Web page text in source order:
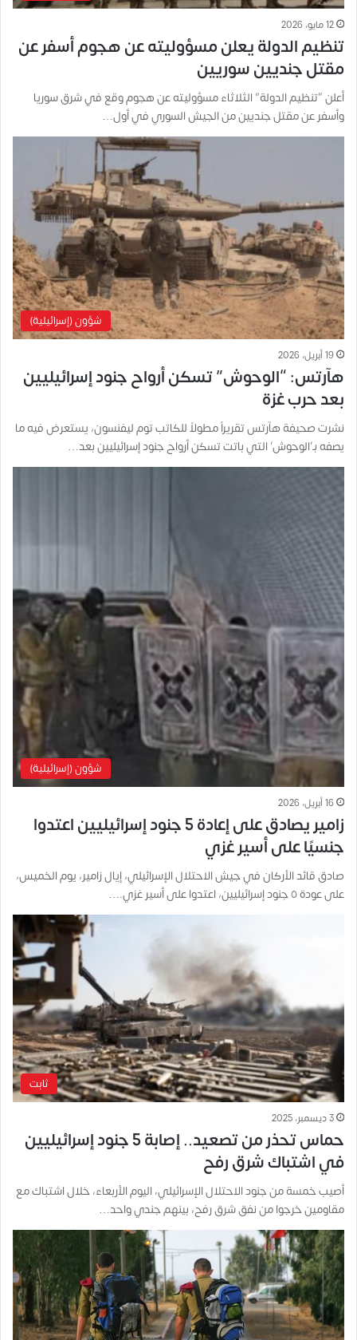
12 مايو، 2026
تنظيم الدولة يعلن مسؤوليته عن هجوم أسفر عن
مقتل جنديين سوريين
أعلن “تنظيم الدولة” الثلاثاء مسؤوليته عن هجوم وقع في شرق سوريا
وأسفر عن مقتل جنديين من الجيش السوري في أول…
شؤون (إسرائيلية)
19 أبريل، 2026
هآرتس: “الوحوش” تسكن أرواح جنود إسرائيليين
بعد حرب غزة
نشرت صحيفة هآرتس تقريراً مطولاً للكاتب توم ليفنسون، يستعرض فيه ما
يصفه بـ’الوحوش’ التي باتت تسكن أرواح جنود إسرائيليين بعد…
شؤون (إسرائيلية)
16 أبريل، 2026
زامير يصادق على إعادة 5 جنود إسرائيليين اعتدوا
جنسيًا على أسير غزي
صادق قائد الأركان في جيش الاحتلال الإسرائيلي، إيال زامير، يوم الخميس،
على عودة ٥ جنود إسرائيليين، اعتدوا على أسير غزي.…
ثابت
3 ديسمبر، 2025
حماس تحذر من تصعيد.. إصابة 5 جنود إسرائيليين
في اشتباك شرق رفح
أصيب خمسة من جنود الاحتلال الإسرائيلي، اليوم الأربعاء، خلال اشتباك مع
مقاومين خرجوا من نفق شرق رفح، بينهم جندي واحد…